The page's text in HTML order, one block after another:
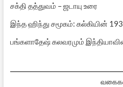
சக்தி தத்துவம் – ஜடாயு உரை
இந்த ஹிந்து சமூகம்: கல்கியின்
பங்களாதேஷ் கலவரமும்